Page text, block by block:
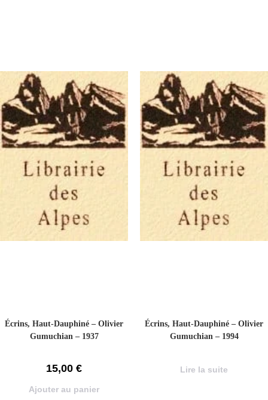
Écrins, Haut-Dauphiné – Olivier
Gumuchian – 1937
15,00 €
Ajouter au panier
Écrins, Haut-Dauphiné – Olivier
Gumuchian – 1994
Lire la suite